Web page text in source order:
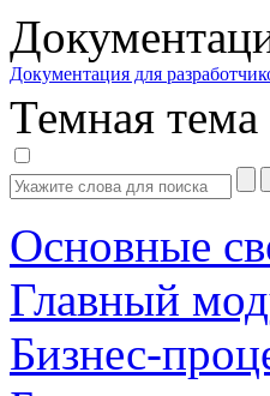
Документация для
Темная тема
Основные
Главный
Бизнес-